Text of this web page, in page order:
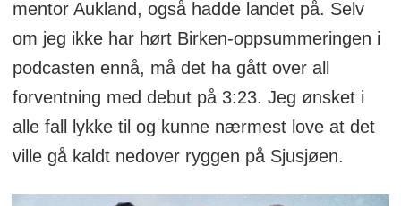
mentor Aukland, også hadde landet på. Selv
om jeg ikke har hørt Birken-oppsummeringen i
podcasten ennå, må det ha gått over all
forventning med debut på 3:23. Jeg ønsket i
alle fall lykke til og kunne nærmest love at det
ville gå kaldt nedover ryggen på Sjusjøen.